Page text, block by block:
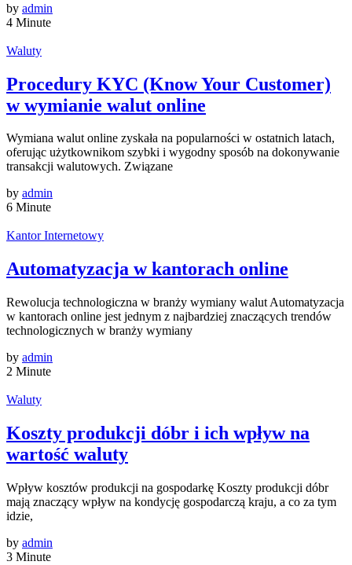
by admin
4 Minute
Waluty
Procedury KYC (Know Your Customer)
w wymianie walut online
Wymiana walut online zyskała na popularności w ostatnich latach,
oferując użytkownikom szybki i wygodny sposób na dokonywanie
transakcji walutowych. Związane
by admin
6 Minute
Kantor Internetowy
Automatyzacja w kantorach online
Rewolucja technologiczna w branży wymiany walut Automatyzacja
w kantorach online jest jednym z najbardziej znaczących trendów
technologicznych w branży wymiany
by admin
2 Minute
Waluty
Koszty produkcji dóbr i ich wpływ na
wartość waluty
Wpływ kosztów produkcji na gospodarkę Koszty produkcji dóbr
mają znaczący wpływ na kondycję gospodarczą kraju, a co za tym
idzie,
by admin
3 Minute